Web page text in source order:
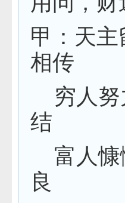
甲：天
相传
穷人
结
富人
良